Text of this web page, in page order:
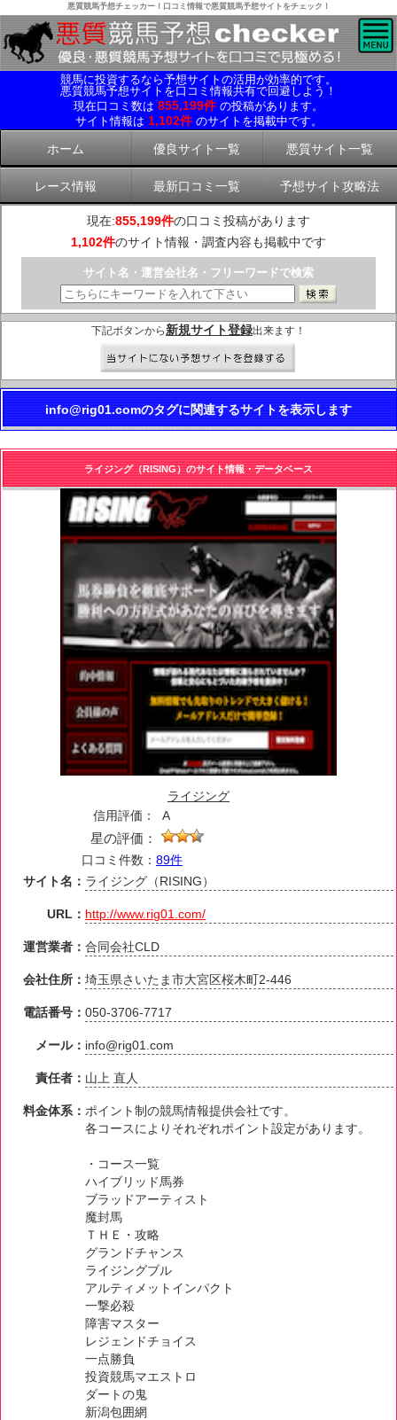
悪質競馬予想チェッカー！口コミ情報で悪質競馬予想サイトをチェック！
競馬に投資するなら予想サイトの活用が効率的です。
悪質競馬予想サイトを口コミ情報共有で回避しよう！
現在口コミ数は 855,199件 の投稿があります。
サイト情報は 1,102件 のサイトを掲載中です。
ホーム 優良サイト一覧 悪質サイト一覧
レース情報 最新口コミ一覧 予想サイト攻略法
現在:855,199件の口コミ投稿があります
1,102件のサイト情報・調査内容も掲載中です
サイト名・運営会社名・フリーワードで検索
下記ボタンから 新規サイト登録出来ます！
info@rig01.comのタグに関連するサイトを表示します
ライジング（RISING）のサイト情報・データベース
ライジング
信用評価：
A
星の評価：
口コミ件数： 89件
サイト名： ライジング（RISING）
URL： http://www.rig01.com/
運営業者：合同会社CLD
会社住所：埼玉県さいたま市大宮区桜木町2-446
電話番号：050-3706-7717
メール： info@rig01.com
責任者： 山上 直人
料金体系： ポイント制の競馬情報提供会社です。
各コースによりそれぞれポイント設定があります。
・コース一覧
ハイブリッド馬券
ブラッドアーティスト
魔封馬
ＴＨＥ・攻略
グランドチャンス
ライジングブル
アルティメットインパクト
一撃必殺
障害マスター
レジェンドチョイス
一点勝負
投資競馬マエストロ
ダートの鬼
新潟包囲網